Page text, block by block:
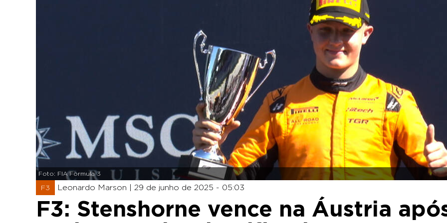
Foto: FIA Formula 3
F3 Leonardo Marson | 29 de junho de 2025 - 05:03
F3: Stenshorne vence na Áustria